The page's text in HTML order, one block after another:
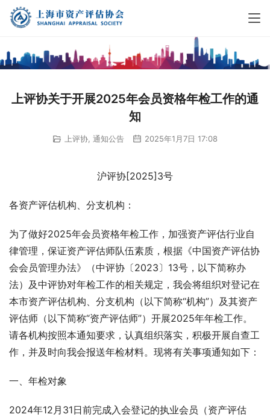
上评协关于开展2025年会员资格年检工作的通
知
上评协 通知公告 2025年1月7日 17:08
沪评协[2025]3号
各资产评估机构、分支机构：
为了做好2025年会员资格年检工作，加强资产评估行业自
律管理，保证资产评估师队伍素质，根据《中国资产评估协
会会员管理办法》（中评协〔2023〕13号，以下简称办
法）及中评协对年检工作的相关规定，我会将组织对登记在
本市资产评估机构、分支机构（以下简称“机构”）及其资产
评估师（以下简称“资产评估师”）开展2025年年检工作。
请各机构按照本通知要求，认真组织落实，积极开展自查工
作，并及时向我会报送年检材料。现将有关事项通知如下：
一、年检对象
2024年12月31日前完成入会登记的执业会员（资产评估